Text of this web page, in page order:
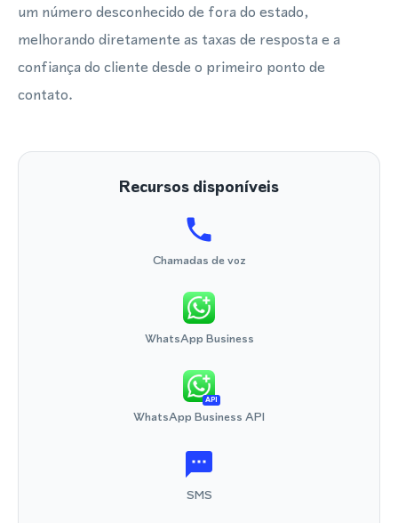
um número desconhecido de fora do estado,
melhorando diretamente as taxas de resposta e a
confiança do cliente desde o primeiro ponto de
contato.
Recursos disponíveis
Chamadas de voz
WhatsApp Business
API
WhatsApp Business API
SMS